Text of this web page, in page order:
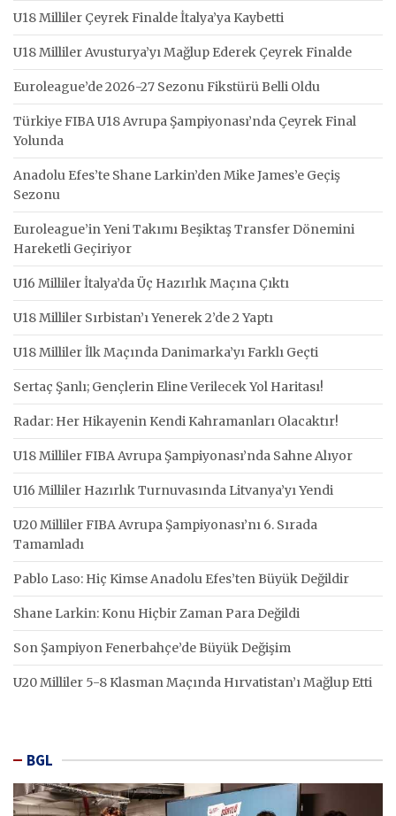
U18 Milliler Çeyrek Finalde İtalya’ya Kaybetti
U18 Milliler Avusturya’yı Mağlup Ederek Çeyrek Finalde
Euroleague’de 2026-27 Sezonu Fikstürü Belli Oldu
Türkiye FIBA U18 Avrupa Şampiyonası’nda Çeyrek Final
Yolunda
Anadolu Efes’te Shane Larkin’den Mike James’e Geçiş
Sezonu
Euroleague’in Yeni Takımı Beşiktaş Transfer Dönemini
Hareketli Geçiriyor
U16 Milliler İtalya’da Üç Hazırlık Maçına Çıktı
U18 Milliler Sırbistan’ı Yenerek 2’de 2 Yaptı
U18 Milliler İlk Maçında Danimarka’yı Farklı Geçti
Sertaç Şanlı; Gençlerin Eline Verilecek Yol Haritası!
Radar: Her Hikayenin Kendi Kahramanları Olacaktır!
U18 Milliler FIBA Avrupa Şampiyonası’nda Sahne Alıyor
U16 Milliler Hazırlık Turnuvasında Litvanya’yı Yendi
U20 Milliler FIBA Avrupa Şampiyonası’nı 6. Sırada
Tamamladı
Pablo Laso: Hiç Kimse Anadolu Efes’ten Büyük Değildir
Shane Larkin: Konu Hiçbir Zaman Para Değildi
Son Şampiyon Fenerbahçe’de Büyük Değişim
U20 Milliler 5-8 Klasman Maçında Hırvatistan’ı Mağlup Etti
BGL